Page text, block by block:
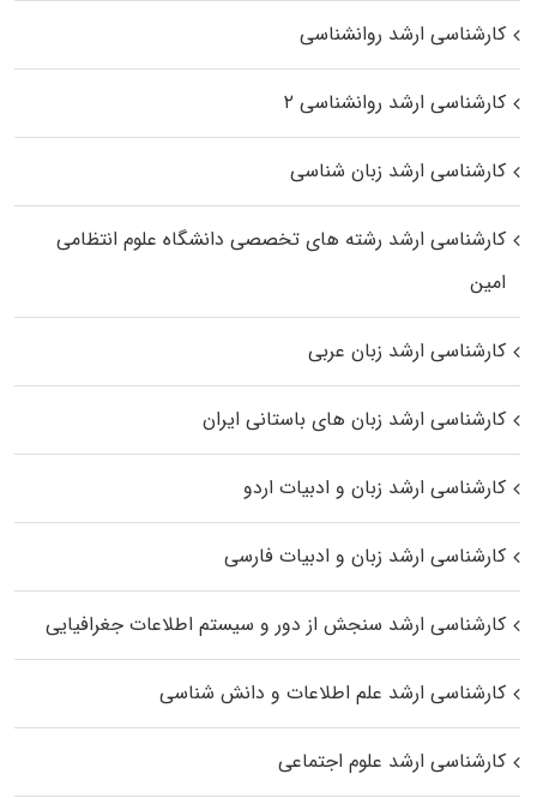
کارشناسی ارشد روانشناسی
کارشناسی ارشد روانشناسی ۲
کارشناسی ارشد زبان شناسی
کارشناسی ارشد رﺷﺘﻪ ﻫﺎی تخصصی داﻧﺸﮕﺎه ﻋﻠﻮم انتظامی
اﻣﻴﻦ
کارشناسی ارشد زبان عربی
کارشناسی ارشد زبان‌ های باستانی ایران
کارشناسی ارشد زبان و ادبیات اردو
کارشناسی ارشد زبان و ادبیات فارسی
کارشناسی ارشد سنجش از دور و سیستم اطلاعات جغرافیایی
کارشناسی ارشد علم اطلاعات و دانش شناسی
کارشناسی ارشد علوم اجتماعی